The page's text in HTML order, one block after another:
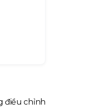
điều chỉnh